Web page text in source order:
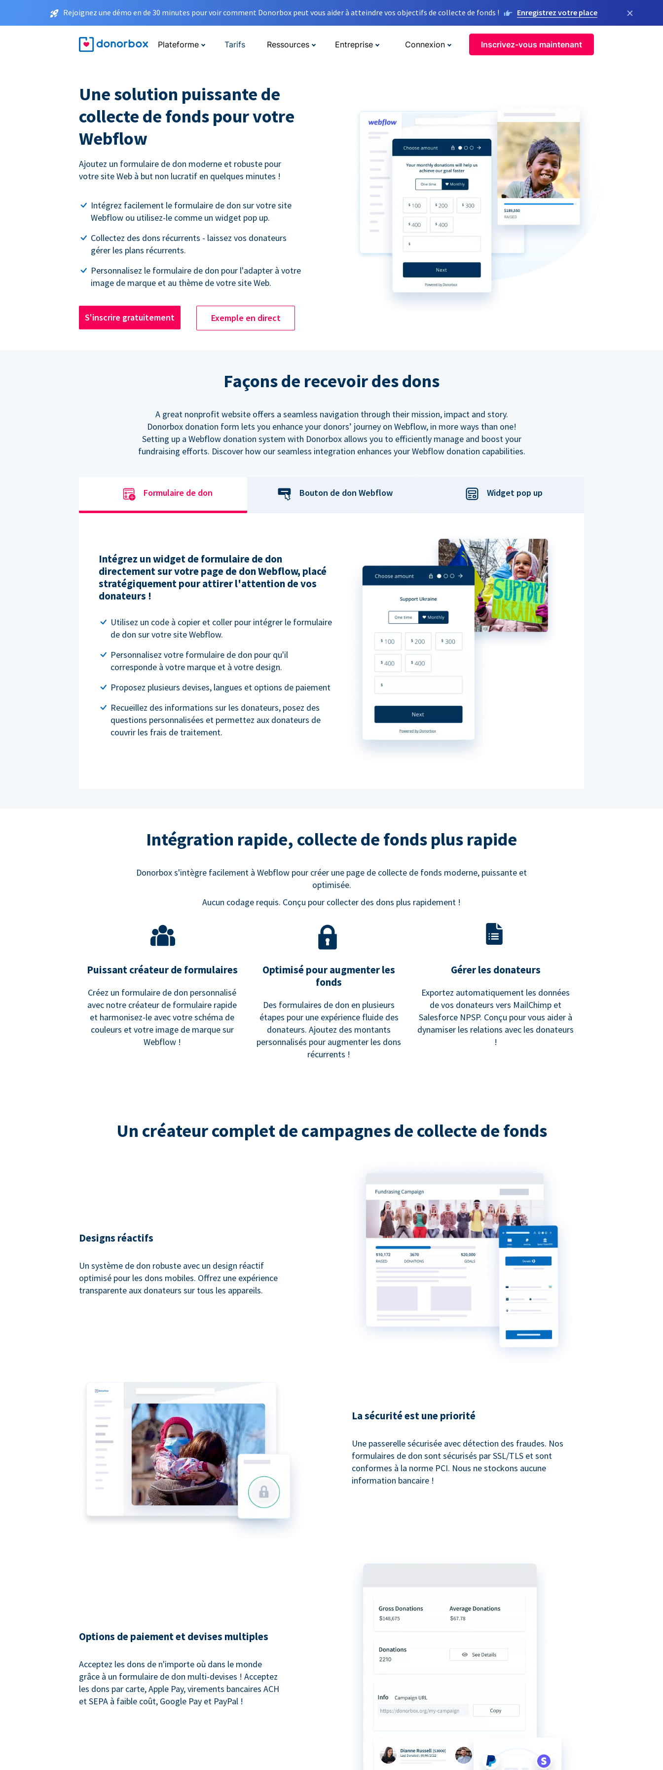
Rejoignez une démo en de 30 minutes pour voir comment Donorbox peut vous aider à atteindre vos objectifs de collecte de fonds ! Enregistrez votre place ×
Plateforme Tarifs Ressources Entreprise Connexion Inscrivez-vous maintenant
Une solution puissante de
collecte de fonds pour votre
Webflow
Ajoutez un formulaire de don moderne et robuste pour
votre site Web à but non lucratif en quelques minutes !
Intégrez facilement le formulaire de don sur votre site
Webflow ou utilisez-le comme un widget pop up.
Collectez des dons récurrents - laissez vos donateurs
gérer les plans récurrents.
Personnalisez le formulaire de don pour l'adapter à votre
image de marque et au thème de votre site Web.
S'inscrire gratuitement Exemple en direct
Façons de recevoir des dons
A great nonprofit website offers a seamless navigation through their mission, impact and story.
Donorbox donation form lets you enhance your donors’ journey on Webflow, in more ways than one!
Setting up a Webflow donation system with Donorbox allows you to efficiently manage and boost your
fundraising efforts. Discover how our seamless integration enhances your Webflow donation capabilities.
Formulaire de don Bouton de don Webflow Widget pop up
Intégrez un widget de formulaire de don
directement sur votre page de don Webflow, placé
stratégiquement pour attirer l'attention de vos
donateurs !
Utilisez un code à copier et coller pour intégrer le formulaire
de don sur votre site Webflow.
Personnalisez votre formulaire de don pour qu'il
corresponde à votre marque et à votre design.
Proposez plusieurs devises, langues et options de paiement
Recueillez des informations sur les donateurs, posez des
questions personnalisées et permettez aux donateurs de
couvrir les frais de traitement.
Intégration rapide, collecte de fonds plus rapide
Donorbox s'intègre facilement à Webflow pour créer une page de collecte de fonds moderne, puissante et
optimisée.
Aucun codage requis. Conçu pour collecter des dons plus rapidement !
Puissant créateur de formulaires
Créez un formulaire de don personnalisé
avec notre créateur de formulaire rapide
et harmonisez-le avec votre schéma de
couleurs et votre image de marque sur
Webflow !
Optimisé pour augmenter les
fonds
Des formulaires de don en plusieurs
étapes pour une expérience fluide des
donateurs. Ajoutez des montants
personnalisés pour augmenter les dons
récurrents !
Gérer les donateurs
Exportez automatiquement les données
de vos donateurs vers MailChimp et
Salesforce NPSP. Conçu pour vous aider à
dynamiser les relations avec les donateurs
!
Un créateur complet de campagnes de collecte de fonds
Designs réactifs
Un système de don robuste avec un design réactif
optimisé pour les dons mobiles. Offrez une expérience
transparente aux donateurs sur tous les appareils.
La sécurité est une priorité
Une passerelle sécurisée avec détection des fraudes. Nos
formulaires de don sont sécurisés par SSL/TLS et sont
conformes à la norme PCI. Nous ne stockons aucune
information bancaire !
Options de paiement et devises multiples
Acceptez les dons de n'importe où dans le monde
grâce à un formulaire de don multi-devises ! Acceptez
les dons par carte, Apple Pay, virements bancaires ACH
et SEPA à faible coût, Google Pay et PayPal !